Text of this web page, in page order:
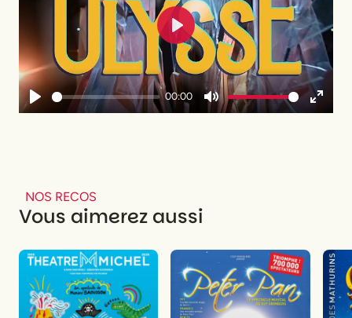
Play
00:00
Mute
Enter
Play
NOS RECOS
Vous aimerez aussi